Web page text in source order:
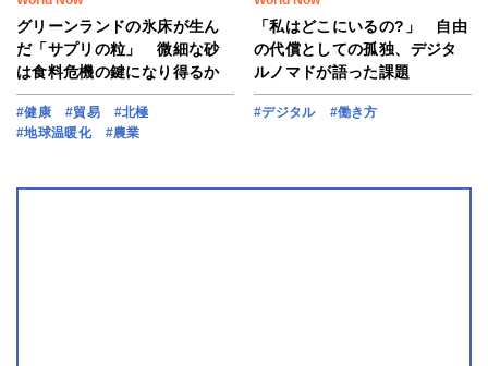
グリーンランドの氷床が生ん
だ「サプリの粒」 微細な砂
は食料危機の鍵になり得るか
#健康 #貿易
#北極
#地球温暖化
#農業
「私はどこにいるの?」 自由
の代償としての孤独、デジタ
ルノマドが語った課題
#デジタル #働き方